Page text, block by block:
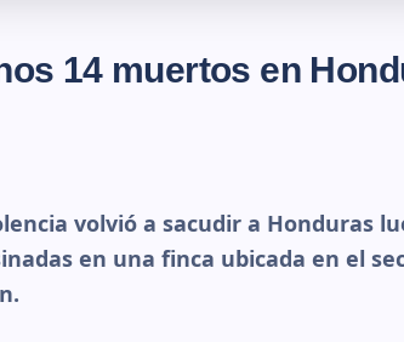
14 muertos en
volvió a sacudir a Honduras
en una finca ubicada en el